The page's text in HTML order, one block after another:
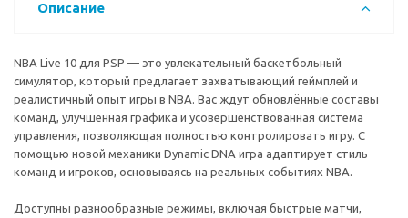
Описание
NBA Live 10 для PSP — это увлекательный баскетбольный
симулятор, который предлагает захватывающий геймплей и
реалистичный опыт игры в NBA. Вас ждут обновлённые составы
команд, улучшенная графика и усовершенствованная система
управления, позволяющая полностью контролировать игру. С
помощью новой механики Dynamic DNA игра адаптирует стиль
команд и игроков, основываясь на реальных событиях NBA.
Доступны разнообразные режимы, включая быстрые матчи,